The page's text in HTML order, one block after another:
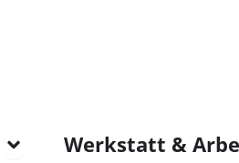
Open Pflege &
Werkstatt &